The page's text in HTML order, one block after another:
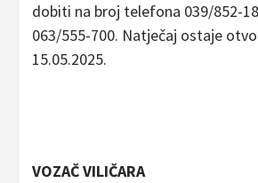
dobiti na broj telefona 039/852-
063/555-700. Natječaj ostaje
15.05.2025.
VOZAČ VILIČARA